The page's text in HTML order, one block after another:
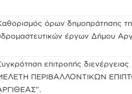
όρων δημοπράτησης
έργων Δήμου
επιτροπής
ΠΕΡΙΒΑΛΛΟΝΤΙΚΩΝ